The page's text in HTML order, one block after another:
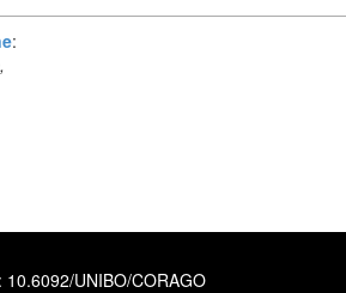
:
10.6092/UNIBO/CORAGO